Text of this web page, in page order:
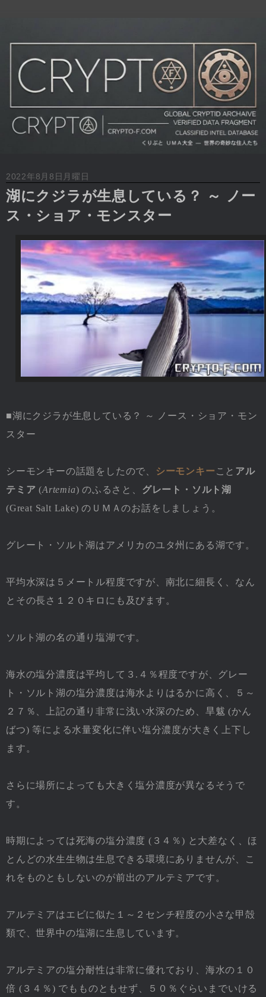
2022年8月8日月曜日
湖にクジラが生息している？ ～ ノー
ス・ショア・モンスター
■湖にクジラが生息している？ ～ ノース・ショア・モン
スター
シーモンキーの話題をしたので、 シーモンキー こと アル
テミア (Artemia) のふるさと、 グレート・ソルト湖
(Great Salt Lake) のＵＭＡのお話をしましょう。
グレート・ソルト湖はアメリカのユタ州にある湖です。
平均水深は５メートル程度ですが、南北に細長く、なん
とその長さ１２０キロにも及びます。
ソルト湖の名の通り塩湖です。
海水の塩分濃度は平均して３.４％程度ですが、グレー
ト・ソルト湖の塩分濃度は海水よりはるかに高く、５～
２７％、上記の通り非常に浅い水深のため、旱魃 (かん
ばつ) 等による水量変化に伴い塩分濃度が大きく上下し
ます。
さらに場所によっても大きく塩分濃度が異なるそうで
す。
時期によっては死海の塩分濃度 (３４％) と大差なく、ほ
とんどの水生生物は生息できる環境にありませんが、こ
れをものともしないのが前出のアルテミアです。
アルテミアはエビに似た１～２センチ程度の小さな甲殻
類で、世界中の塩湖に生息しています。
アルテミアの塩分耐性は非常に優れており、海水の１０
倍 (３４％) でもものともせず、５０％ぐらいまでいける